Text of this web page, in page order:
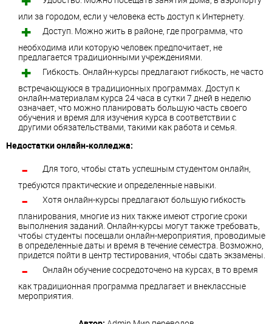
или за городом, если у человека есть доступ к Интернету.
Доступ. Можно жить в районе, где программа, что
необходима или которую человек предпочитает, не
предлагается традиционными учреждениями.
Гибкость. Онлайн-курсы предлагают гибкость, не часто
встречающуюся в традиционных программах. Доступ к
онлайн-материалам курса 24 часа в сутки 7 дней в неделю
означает, что можно планировать большую часть своего
обучения и время для изучения курса в соответствии с
другими обязательствами, такими как работа и семья.
Недостатки онлайн-колледжа:
Для того, чтобы стать успешным студентом онлайн,
требуются практические и определенные навыки.
Хотя онлайн-курсы предлагают большую гибкость
планирования, многие из них также имеют строгие сроки
выполнения заданий. Онлайн-курсы могут также требовать,
чтобы студенты посещали онлайн-мероприятия, проводимые
в определенные даты и время в течение семестра. Возможно,
придется пойти в центр тестирования, чтобы сдать экзамены.
Онлайн обучение сосредоточено на курсах, в то время
как традиционная программа предлагает и внеклассные
мероприятия.